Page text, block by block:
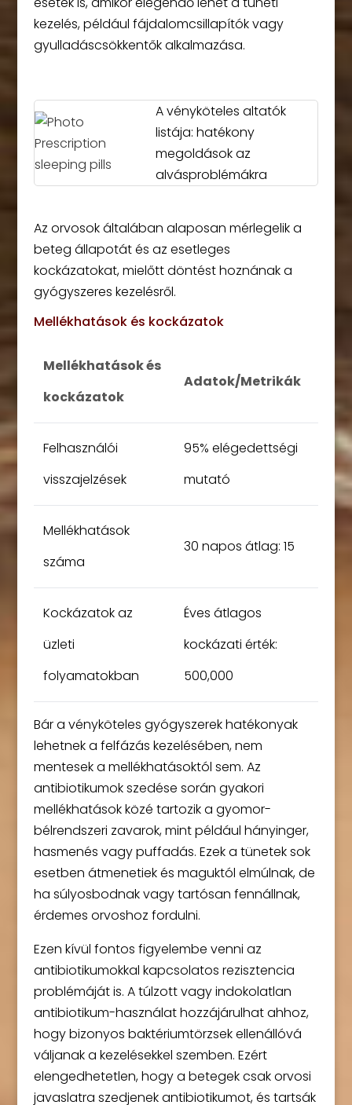
kezelés, például fájdalomcsillapítók vagy
gyulladáscsökkentők alkalmazása.
A vényköteles altatók
listája: hatékony
megoldások az
alvásproblémákra
Az orvosok általában alaposan mérlegelik a
beteg állapotát és az esetleges
kockázatokat, mielőtt döntést hoznának a
gyógyszeres kezelésről.
Mellékhatások és kockázatok
Mellékhatások és
kockázatok
Adatok/Metrikák
Felhasználói
visszajelzések
95% elégedettségi
mutató
Mellékhatások
száma
30 napos átlag: 15
Kockázatok az
üzleti
folyamatokban
Éves átlagos
kockázati érték:
500,000
Bár a vényköteles gyógyszerek hatékonyak
lehetnek a felfázás kezelésében, nem
mentesek a mellékhatásoktól sem. Az
antibiotikumok szedése során gyakori
mellékhatások közé tartozik a gyomor-
bélrendszeri zavarok, mint például hányinger,
hasmenés vagy puffadás. Ezek a tünetek sok
esetben átmenetiek és maguktól elmúlnak, de
ha súlyosbodnak vagy tartósan fennállnak,
érdemes orvoshoz fordulni.
Ezen kívül fontos figyelembe venni az
antibiotikumokkal kapcsolatos rezisztencia
problémáját is. A túlzott vagy indokolatlan
antibiotikum-használat hozzájárulhat ahhoz,
hogy bizonyos baktériumtörzsek ellenállóvá
váljanak a kezelésekkel szemben. Ezért
elengedhetetlen, hogy a betegek csak orvosi
javaslatra szedjenek antibiotikumot, és tartsák